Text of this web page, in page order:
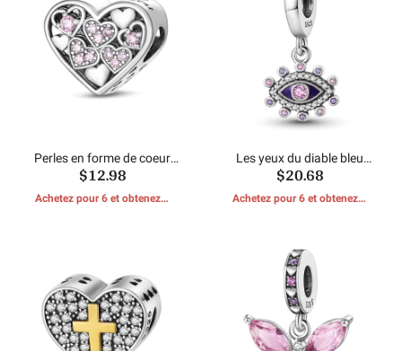
Perles en forme de coeur
rose
$12.98
Achetez pour 6 et obtenez 1
Les yeux du diable bleu
pendent
$20.68
Achetez pour 6 et obtenez 1